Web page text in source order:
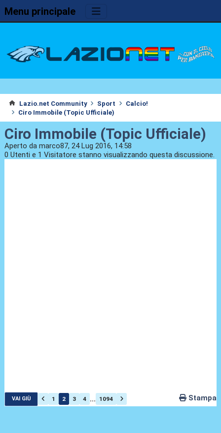
Menu principale
Lazio.net Community Sport
Calcio!
Ciro Immobile (Topic Ufficiale)
Ciro Immobile (Topic Ufficiale)
Aperto da marco87, 24 Lug 2016, 14:58
0 Utenti e 1 Visitatore stanno visualizzando questa discussione.
VAI GIÙ 1 2 3 4 ... 1094 Stampa